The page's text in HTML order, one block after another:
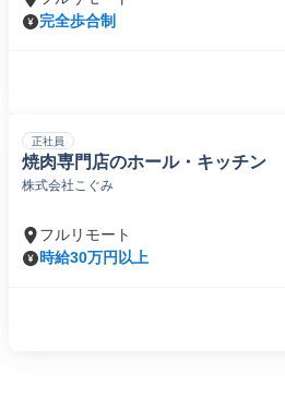
完全歩合制
正社員
焼肉専門店のホール・キッチン
株式会社こぐみ
フルリモート
時給30万円以上